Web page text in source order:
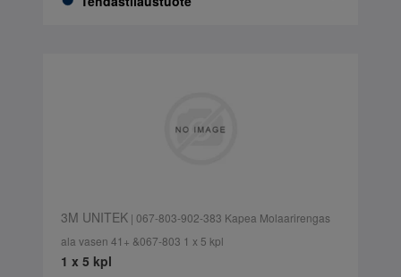
3M UNITEK| 067-803-902-383 Kapea Molaarirengas
ala vasen 41+ &067-803 1 x 5 kpl
1 x 5 kpl